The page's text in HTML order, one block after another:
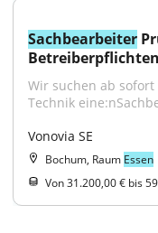
Sachbearbeiter
Wir suchen ab
Technik
Vonovia SE
Bochum, Raum Essen
Von 31.200,00 € bis